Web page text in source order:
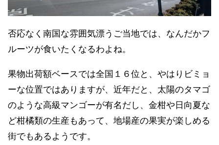
否応なく南国な雰囲気漂うご当地では、なんだかフ
ルーツが食いたくなるわよね。
果物出荷額ベースでは全国１６位と、やはりビミョ
ーな位置ではありますが、近年だと、太陽のタマゴ
のような高級マンゴーが有名だし、金柑や日向夏な
ど柑橘類の生産もあって、地場産の果実が楽しめる
街でもあるようです。